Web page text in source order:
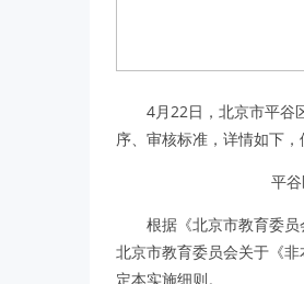
4月22日，北京市平谷
序、审核标准，详情如下
平
根据《北京市教育委
北京市教育委员会关于《
定本实施细则。